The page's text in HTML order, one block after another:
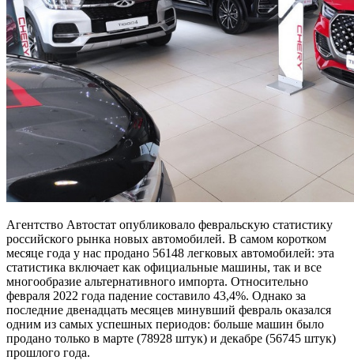
Агентство Автостат опубликовало февральскую статистику
российского рынка новых автомобилей. В самом коротком
месяце года у нас продано 56148 легковых автомобилей: эта
статистика включает как официальные машины, так и все
многообразие альтернативного импорта. Относительно
февраля 2022 года падение составило 43,4%. Однако за
последние двенадцать месяцев минувший февраль оказался
одним из самых успешных периодов: больше машин было
продано только в марте (78928 штук) и декабре (56745 штук)
прошлого года.